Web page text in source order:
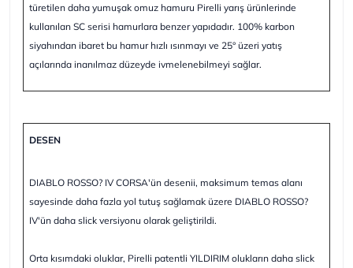
türetilen daha yumuşak omuz hamuru Pirelli yarış ürünlerinde
kullanılan SC serisi hamurlara benzer yapıdadır. 100% karbon
siyahından ibaret bu hamur hızlı ısınmayı ve 25° üzeri yatış
açılarında inanılmaz düzeyde ivmelenebilmeyi sağlar.
DESEN
DIABLO ROSSO? IV CORSA'ün desenii, maksimum temas alanı
sayesinde daha fazla yol tutuş sağlamak üzere DIABLO ROSSO?
IV'ün daha slick versiyonu olarak geliştirildi.
Orta kısımdaki oluklar, Pirelli patentli YILDIRIM olukların daha slick